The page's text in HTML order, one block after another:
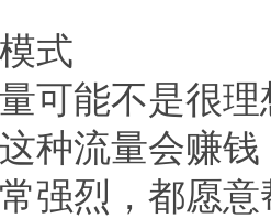
式
可能不是很
种流量会赚
强烈，都愿